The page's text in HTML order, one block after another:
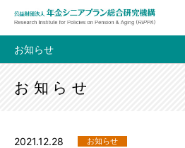
お知らせ
お知らせ
2021.12.28 お知らせ